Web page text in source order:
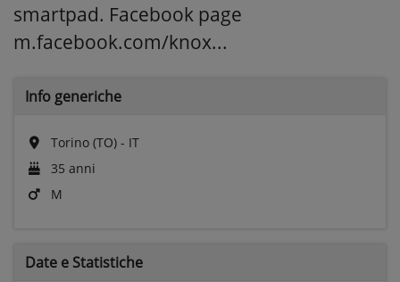
smartpad. Facebook page
m.facebook.com/knox...
Info generiche
Torino (TO) - IT
35 anni
M
Date e Statistiche